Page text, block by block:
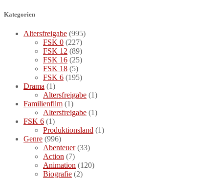
Kategorien
Altersfreigabe (995)
FSK 0 (227)
FSK 12 (89)
FSK 16 (25)
FSK 18 (5)
FSK 6 (195)
Drama (1)
Altersfreigabe (1)
Familienfilm (1)
Altersfreigabe (1)
FSK 6 (1)
Produktionsland (1)
Genre (996)
Abenteuer(33)
Action (7)
Animation (120)
Biografie (2)